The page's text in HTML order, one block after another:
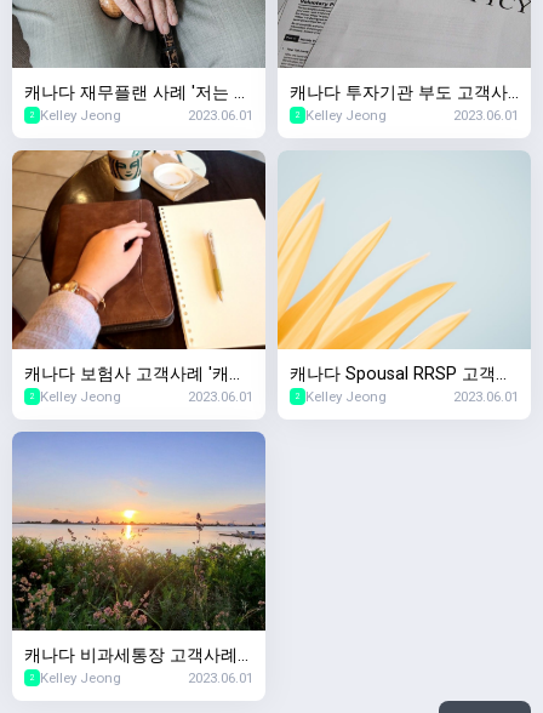
캐나다 재무플랜 사례 '저는 얼
마가 있어야 은퇴가 가능하
죠?', 캐나다 은퇴자금
2 Kelley Jeong 2023.06.01
캐나다 투자기관 부도 고객사
례,캐나다 투자회사가 망하면
제 돈은요..?
2 Kelley Jeong 2023.06.01
캐나다 보험사 고객사례 '캐나
다서 생명보험샀는데 회사가
망하면요?'
2 Kelley Jeong 2023.06.01
캐나다 Spousal RRSP 고객사
례 '이혼 후 퇴직연금 재산분할
은 어떻게되나요?'
2 Kelley Jeong 2023.06.01
캐나다 비과세통장 고객사례
'TFSA 사용하다가 세금폭탄맞
았는데요'
2 Kelley Jeong 2023.06.01